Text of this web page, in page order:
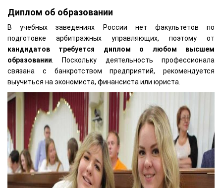
Диплом об образовании
В учебных заведениях России нет факультетов по
подготовке арбитражных управляющих, поэтому от
кандидатов требуется диплом о любом высшем
образовании . Поскольку деятельность профессионала
связана с банкротством предприятий, рекомендуется
выучиться на экономиста, финансиста или юриста.